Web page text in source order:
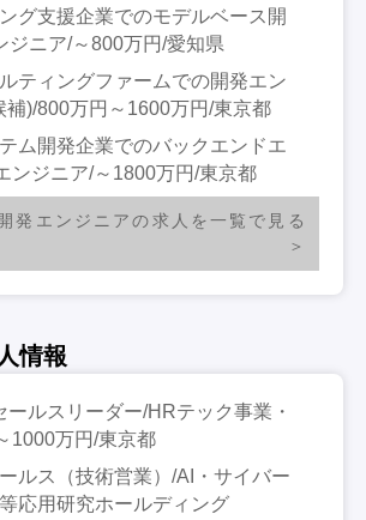
グ支援企業でのモデルベース開
ジニア/～800万円/愛知県
ティングファームでの開発エン
補)/800万円～1600万円/東京都
ム開発企業でのバックエンドエ
ンジニア/～1800万円/東京都
発エンジニアの求人を一覧で見る
情報
ールスリーダー/HRテック事業・
1000万円/東京都
ルス（技術営業）/AI・サイバー
応用研究ホールディング